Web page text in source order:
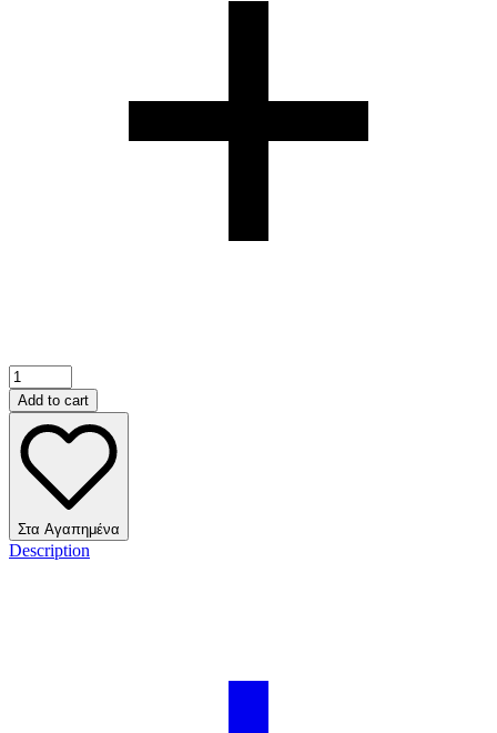
Add to cart
Στα Αγαπημένα
Description